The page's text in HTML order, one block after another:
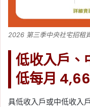
2026 第三季中央社宅招租
低收入戶、
低每月
具低收入戶或中低收入